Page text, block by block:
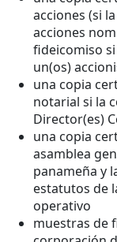
acciones (si
acciones
fideicomiso
un(os)
una copia
notarial si la
Director(es)
una copia
asamblea
panameña y
estatutos de
operativo
muestras de